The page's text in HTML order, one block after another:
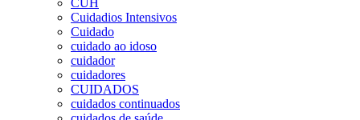
Cuidadios Intensivos
Cuidado
cuidado ao idoso
cuidador
cuidadores
CUIDADOS
cuidados continuados